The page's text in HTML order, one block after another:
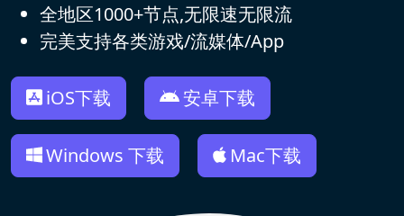
全地区1000+节点,无限速无限流
完美支持各类游戏/流媒体/App
iOS下载 安卓下载
Windows 下载 Mac下载